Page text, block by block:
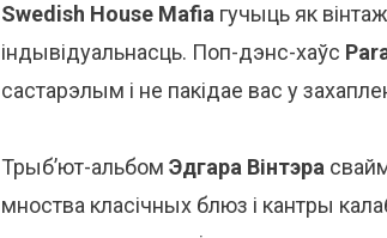
Swedish House Mafia гучыць як
індывідуальнасць. Поп-дэнс-хаўс
састарэлым і не пакідае вас у
Трыб’ют-альбомЭдгара Вінтэра
мноства класічных блюз і кантры